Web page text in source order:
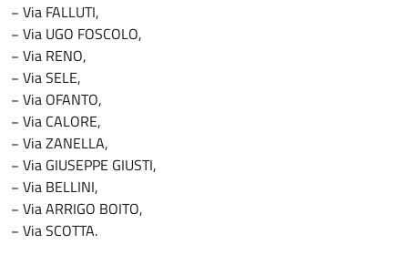
− Via FALLUTI,
− Via UGO FOSCOLO,
− Via RENO,
− Via SELE,
− Via OFANTO,
− Via CALORE,
− Via ZANELLA,
− Via GIUSEPPE GIUSTI,
− Via BELLINI,
− Via ARRIGO BOITO,
− Via SCOTTA.